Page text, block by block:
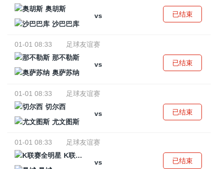
奥胡斯
vs
沙巴巴库
已结束
01-01 08:33
足球友谊赛
那不勒斯
vs
奥萨苏纳
已结束
01-01 08:33
足球友谊赛
切尔西
vs
尤文图斯
已结束
01-01 08:33
足球友谊赛
K联赛全明星
vs
已结束